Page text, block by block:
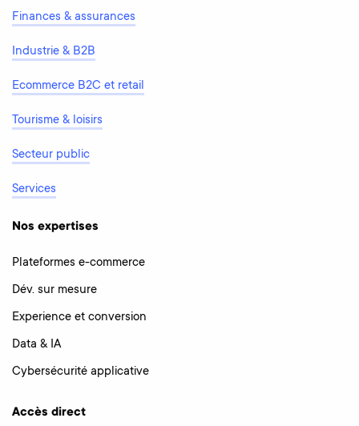
Finances & assurances
Industrie & B2B
Ecommerce B2C et retail
Tourisme & loisirs
Secteur public
Services
Nos expertises
Plateformes e-commerce
Dév. sur mesure
Experience et conversion
Data & IA
Cybersécurité applicative
Accès direct